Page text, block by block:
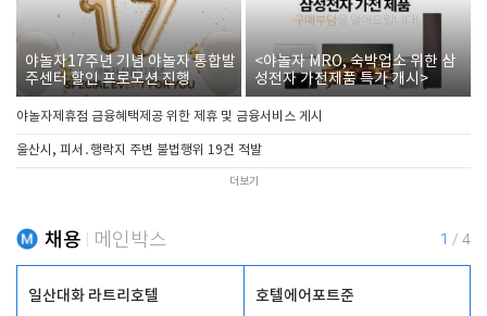
야놀자17주년 기념 야놀자 통합발
주센터 할인 프로모션 진행
<야놀자 MRO, 숙박업소 위한 삼
성전자 가전제품 특가 개시>
야놀자제휴점 금융혜택제공 위한 제휴 및 금융서비스 게시
울산시, 피서․행락지 주변 불법행위 19건 적발
더보기
채용 메인박스 1 / 4
일산대화 라트리호텔 호텔에어포트준